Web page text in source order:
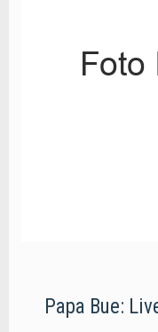
Papa Bue: